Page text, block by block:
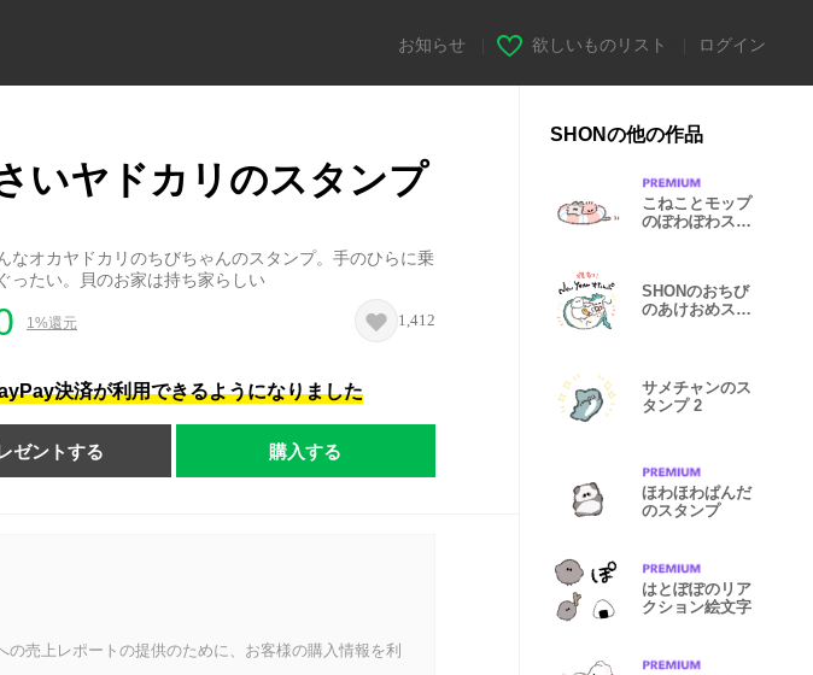
お知らせ 欲しいものリスト ログイン
いヤドカリのスタンプ
なオカヤドカリのちびちゃんのスタンプ。手のひらに乗
ったい。貝のお家は持ち家らしい
1%還元 1,412
決済が利用できるようになりました
ゼントする 購入する
売上レポートの提供のために、お客様の購入情報を利
SHONの他の作品
こねことモップ
のぽわぽわスタ
SHONのおちび
のあけおめスタ
サメチャンのス
タンプ 2
ほわほわぱんだ
のスタンプ
はとぽぽのリア
クション絵文字